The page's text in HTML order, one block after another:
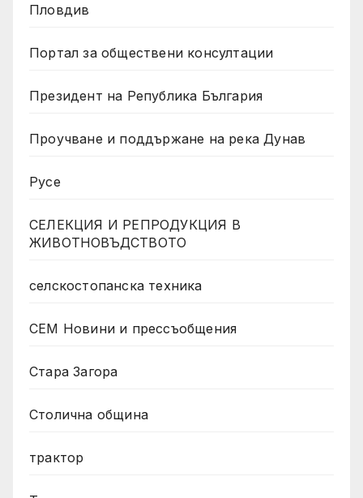
Пловдив
Портал за обществени консултации
Президент на Република България
Проучване и поддържане на река Дунав
Русе
СЕЛЕКЦИЯ И РЕПРОДУКЦИЯ В
ЖИВОТНОВЪДСТВОТО
селскостопанска техника
СЕМ Новини и прессъобщения
Стара Загора
Столична община
трактор